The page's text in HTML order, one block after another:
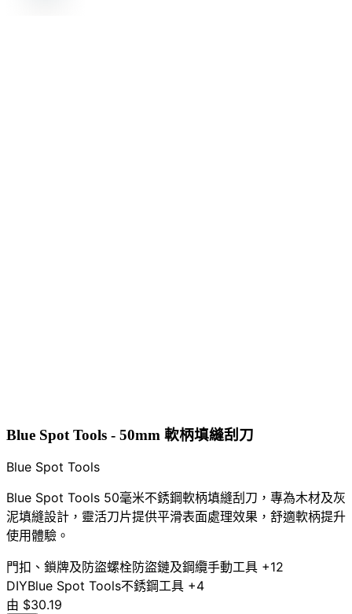
Blue Spot Tools - 50mm 軟柄填縫刮刀
Blue Spot Tools
Blue Spot Tools 50毫米不銹鋼軟柄填縫刮刀，專為木材及灰
泥填縫設計，靈活刀片提供平滑表面處理效果，舒適軟柄提升
使用體驗。
門扣、鎖牌及防盜螺栓防盜鏈及鋼纜手動工具 +12
DIYBlue Spot Tools不銹鋼工具 +4
由 $30.19